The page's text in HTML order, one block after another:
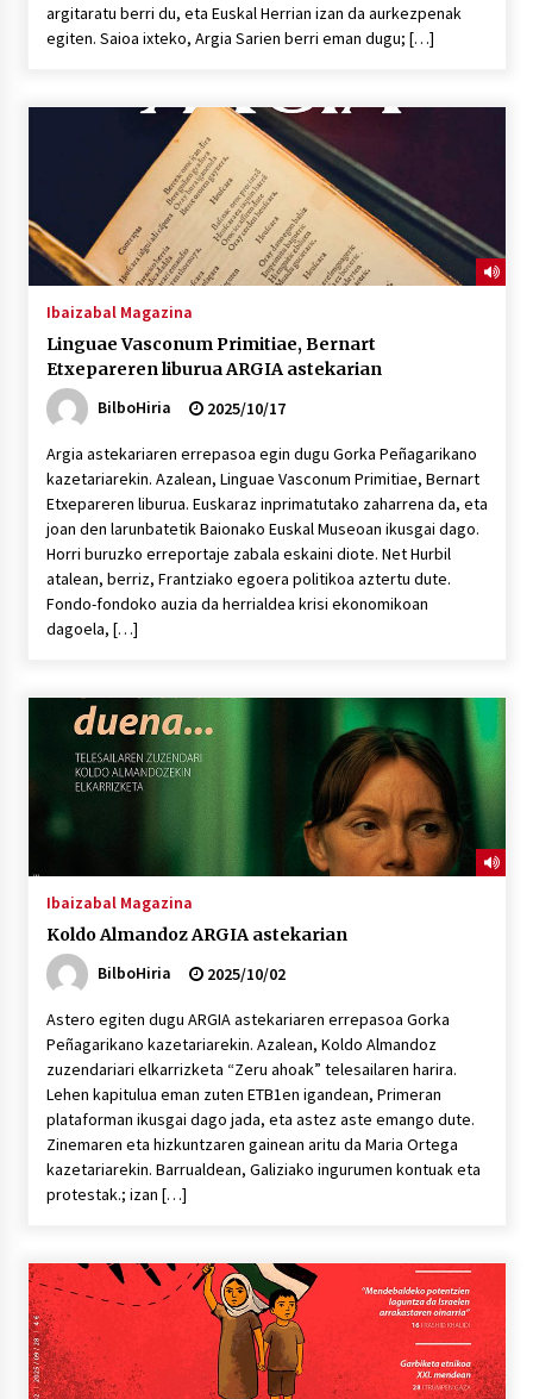
argitaratu berri du, eta Euskal Herrian izan da aurkezpenak
egiten. Saioa ixteko, Argia Sarien berri eman dugu; […]
Ibaizabal Magazina
Linguae Vasconum Primitiae, Bernart
Etxepareren liburua ARGIA astekarian
BilboHiria
2025/10/17
Argia astekariaren errepasoa egin dugu Gorka Peñagarikano
kazetariarekin. Azalean, Linguae Vasconum Primitiae, Bernart
Etxepareren liburua. Euskaraz inprimatutako zaharrena da, eta
joan den larunbatetik Baionako Euskal Museoan ikusgai dago.
Horri buruzko erreportaje zabala eskaini diote. Net Hurbil
atalean, berriz, Frantziako egoera politikoa aztertu dute.
Fondo-fondoko auzia da herrialdea krisi ekonomikoan
dagoela, […]
Ibaizabal Magazina
Koldo Almandoz ARGIA astekarian
BilboHiria
2025/10/02
Astero egiten dugu ARGIA astekariaren errepasoa Gorka
Peñagarikano kazetariarekin. Azalean, Koldo Almandoz
zuzendariari elkarrizketa “Zeru ahoak” telesailaren harira.
Lehen kapitulua eman zuten ETB1en igandean, Primeran
plataforman ikusgai dago jada, eta astez aste emango dute.
Zinemaren eta hizkuntzaren gainean aritu da Maria Ortega
kazetariarekin. Barrualdean, Galiziako ingurumen kontuak eta
protestak.; izan […]